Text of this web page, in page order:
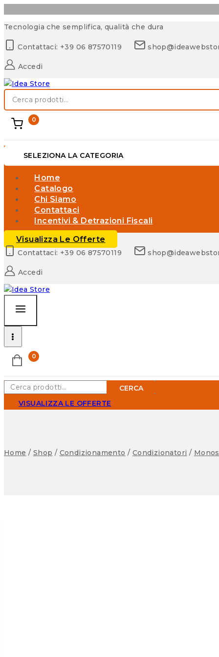
Skip
content
Tecnologia che semplifica, qualità che dura
Contattaci: +39 06 87570119
Accedi
Cerca:
0
SELEZIONA LA CATEGORIA
Home
Catalogo
Chi Siamo
Contattaci
Incentivi & Detrazioni Fiscali
Visualizza Le Offerte
Contattaci: +39 06 87570119
Accedi
0
Cerca:
CERCA
VISUALIZZA LE OFFERTE
Home / Shop / Condizionamento / Condizionatori /